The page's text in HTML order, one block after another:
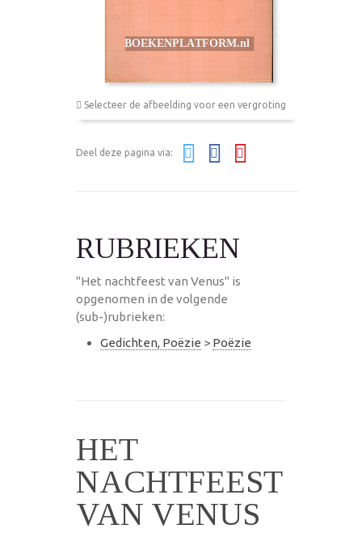
Selecteer de afbeelding voor een vergroting
Deel deze pagina via:
RUBRIEKEN
"Het nachtfeest van Venus" is
opgenomen in de volgende
(sub-)rubrieken:
Gedichten, Poëzie > Poëzie
HET
NACHTFEEST
VAN VENUS